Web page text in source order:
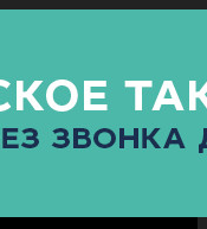
ПРОКУРАТУРАСПОРТ